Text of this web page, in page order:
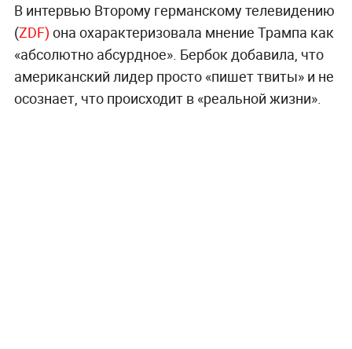
В интервью Второму германскому телевидению
(ZDF) она охарактеризовала мнение Трампа как
«абсолютно абсурдное». Бербок добавила, что
американский лидер просто «пишет твиты» и не
осознает, что происходит в «реальной жизни».